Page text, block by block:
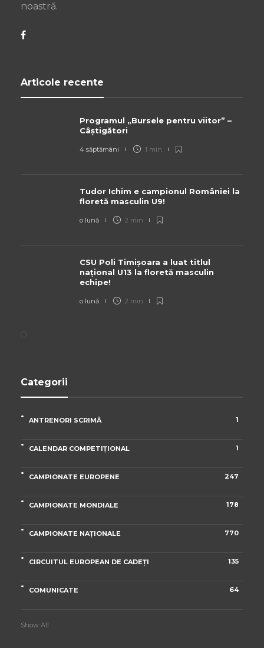
noastră.
Articole recente
Programul „Bursele pentru viitor” –
Câștigători
4 săptămâni 1 min
Tudor Ichim e campionul României la
floretă masculin U9!
o lună 2 min
CSU Poli Timișoara a luat titlul
național U13 la floretă masculin
echipe!
o lună 2 min
Categorii
ANTRENORI SCRIMĂ 1
CALENDAR COMPETIȚIONAL 1
CAMPIONATE EUROPENE 247
CAMPIONATE MONDIALE 178
CAMPIONATE NAȚIONALE 770
CIRCUITUL EUROPEAN DE CADEȚI 135
COMUNICATE 64
Show All